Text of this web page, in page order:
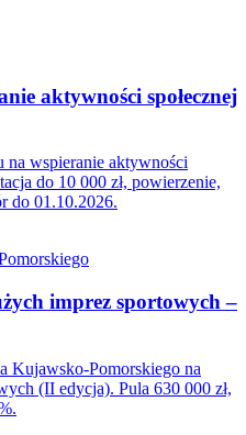
aktywności społecznej
na wspieranie aktywności
do 10 000 zł, powierzenie,
do 01.10.2026.
imprez sportowych –
Kujawsko-Pomorskiego na
(II edycja). Pula 630 000 zł,